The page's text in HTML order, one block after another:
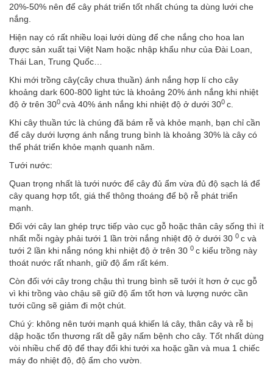
20%-50% nên để cây phát triển tốt nhất chúng ta dùng lưới che
nắng.
Hiện nay có rất nhiều loại lưới dùng để che nắng cho hoa lan
được sản xuất tại Việt Nam hoặc nhập khẩu như của Đài Loan,
Thái Lan, Trung Quốc…
Khi mới trồng cây(cây chưa thuần) ánh nắng hợp lí cho cây
khoảng dark 600-800 light tức là khoảng 20% ánh nắng khi nhiệt
độ ở trên 300 cvà 40% ánh nắng khi nhiệt độ ở dưới 300 c.
Khi cây thuần tức là chúng đã bám rễ và khỏe mạnh, bạn chỉ cần
để cây dưới lượng ánh nắng trung bình là khoảng 30% là cây có
thể phát triển khỏe mạnh quanh năm.
Tưới nước:
Quan trọng nhất là tưới nước để cây đủ ẩm vừa đủ độ sạch lá để
cây quang hợp tốt, giá thể thông thoáng để bộ rễ phát triển
mạnh.
Đối với cây lan ghép trực tiếp vào cục gỗ hoặc thân cây sống thì ít
nhất mỗi ngày phải tưới 1 lần trời nắng nhiệt độ ở dưới 30 0 c và
tưới 2 lần khi nắng nóng khi nhiệt độ ở trên 30 0 c kiểu trồng này
thoát nước rất nhanh, giữ độ ẩm rất kém.
Còn đối với cây trong chậu thì trung bình sẽ tưới ít hơn ở cục gỗ
vì khi trồng vào chậu sẽ giữ độ ẩm tốt hơn và lượng nước cần
tưới cũng sẽ giảm đi một chút.
Chú ý: không nên tưới mạnh quá khiến lá cây, thân cây và rễ bị
dập hoặc tổn thương rất dễ gây nấm bệnh cho cây. Tốt nhất dùng
vòi nhiều chế độ để thay đổi khi tưới xa hoặc gần và mua 1 chiếc
máy đo nhiệt độ, độ ẩm cho vườn.